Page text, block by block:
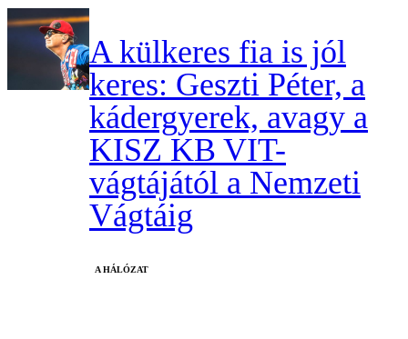
A külkeres fia is jól
keres: Geszti Péter, a
kádergyerek, avagy a
KISZ KB VIT-
vágtájától a Nemzeti
Vágtáig
A HÁLÓZAT